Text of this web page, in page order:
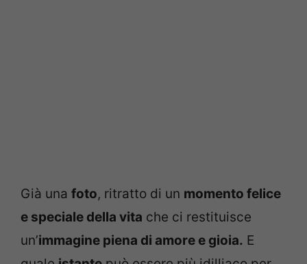
Già una foto, ritratto di un momento felice
e speciale della vita che ci restituisce
un’immagine piena di amore e gioia. E